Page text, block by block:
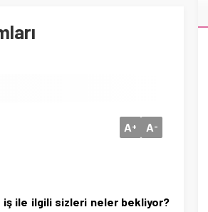
A+ A-
iş ile ilgili sizleri neler bekliyor?